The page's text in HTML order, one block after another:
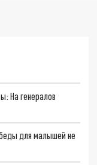
На генералов
для малышей не